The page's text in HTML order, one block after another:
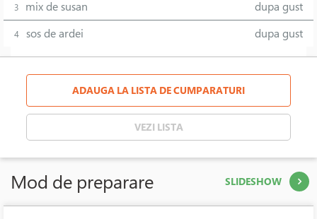
3 mix de susan dupa gust
4 sos de ardei dupa gust
ADAUGA LA LISTA DE CUMPARATURI
VEZI LISTA
Mod de preparare SLIDESHOW